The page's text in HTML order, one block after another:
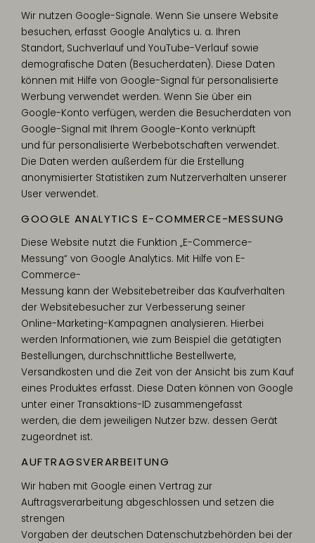
Wir nutzen Google-Signale. Wenn Sie unsere Website
besuchen, erfasst Google Analytics u. a. Ihren
Standort, Suchverlauf und YouTube-Verlauf sowie
demografische Daten (Besucherdaten). Diese Daten
können mit Hilfe von Google-Signal für personalisierte
Werbung verwendet werden. Wenn Sie über ein
Google-Konto verfügen, werden die Besucherdaten von
Google-Signal mit Ihrem Google-Konto verknüpft
und für personalisierte Werbebotschaften verwendet.
Die Daten werden außerdem für die Erstellung
anonymisierter Statistiken zum Nutzerverhalten unserer
User verwendet.
GOOGLE ANALYTICS E-COMMERCE-MESSUNG
Diese Website nutzt die Funktion „E-Commerce-
Messung“ von Google Analytics. Mit Hilfe von E-
Commerce-
Messung kann der Websitebetreiber das Kaufverhalten
der Websitebesucher zur Verbesserung seiner
Online-Marketing-Kampagnen analysieren. Hierbei
werden Informationen, wie zum Beispiel die getätigten
Bestellungen, durchschnittliche Bestellwerte,
Versandkosten und die Zeit von der Ansicht bis zum Kauf
eines Produktes erfasst. Diese Daten können von Google
unter einer Transaktions-ID zusammengefasst
werden, die dem jeweiligen Nutzer bzw. dessen Gerät
zugeordnet ist.
AUFTRAGSVERARBEITUNG
Wir haben mit Google einen Vertrag zur
Auftragsverarbeitung abgeschlossen und setzen die
strengen
Vorgaben der deutschen Datenschutzbehörden bei der